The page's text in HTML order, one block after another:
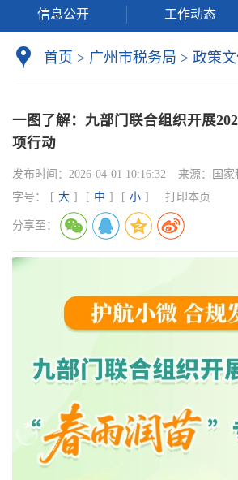
信息公开 工作动态
首页 > 广州市税务局 > 政策
一图了解：九部门联合组织开展
项行动
发布时间： 2026-04-01 10:16:32 来源：
国
字号：
[ 大 ] [ 中 ] [ 小 ] 打印本页
分享至：